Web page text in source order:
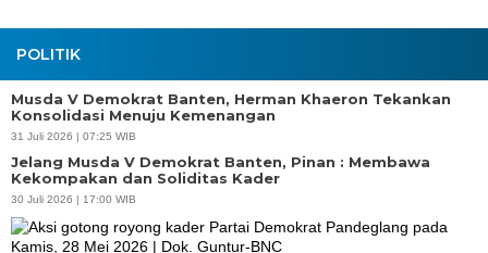
POLITIK
Musda V Demokrat Banten, Herman Khaeron Tekankan
Konsolidasi Menuju Kemenangan
31 Juli 2026 | 07:25 WIB
Jelang Musda V Demokrat Banten, Pinan : Membawa
Kekompakan dan Soliditas Kader
30 Juli 2026 | 17:00 WIB